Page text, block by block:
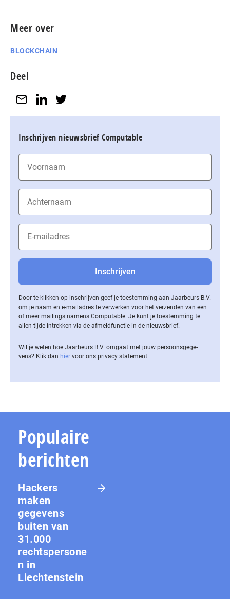
Meer over
BLOCKCHAIN
Deel
Inschrijven nieuwsbrief Computable
Door te klikken op inschrijven geef je toestemming aan Jaarbeurs B.V.
om je naam en e-mailadres te verwerken voor het verzenden van een
of meer mailings namens Computable. Je kunt je toestemming te
allen tijde intrekken via de af­meld­func­tie in de nieuwsbrief.
Wil je weten hoe Jaarbeurs B.V. omgaat met jouw per­soons­ge­ge­
vens? Klik dan hier voor ons privacy statement.
Populaire
berichten
Hackers
maken
gegevens
buiten van
31.000
rechtspersone
n in
Liechtenstein